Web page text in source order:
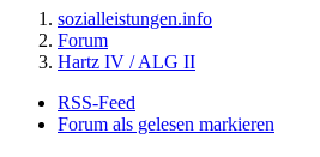
sozialleistungen.info
Forum
Hartz IV / ALG II
RSS-Feed
Forum als gelesen markieren